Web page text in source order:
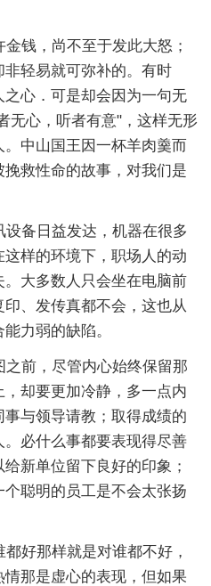
钱，尚不至于发此大怒；
轻易就可弥补的。有时
心．可是却会因为一句无
无心，听者有意"，这样无形
中山国王因一杯羊肉羹而
救性命的故事，对我们是
备日益发达，机器在很多
样的环境下，职场人的动
大多数人只会坐在电脑前
、发传真都不会，这也从
力弱的缺陷。
前，尽管内心始终保留那
却要更加冷静，多一点内
与领导请教；取得成绩的
必什么事都要表现得尽善
新单位留下良好的印象；
聪明的员工是不会太张扬
好那样就是对谁都不好，
那是虚心的表现，但如果